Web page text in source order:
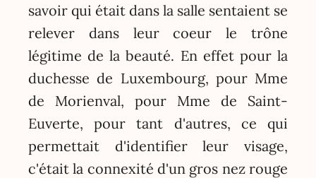
savoir qui était dans la salle sentaient se
relever dans leur coeur le trône
légitime de la beauté. En effet pour la
duchesse de Luxembourg, pour Mme
de Morienval, pour Mme de Saint-
Euverte, pour tant d'autres, ce qui
permettait d'identifier leur visage,
c'était la connexité d'un gros nez rouge